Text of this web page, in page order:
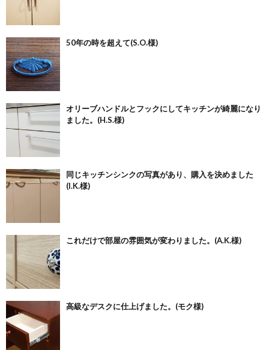
50年の時を超えて(S.O.様)
オリーブハンドルとフックにしてキッチンが綺麗になり
ました。(H.S.様)
同じキッチンシンクの写真があり、購入を決めました
(I.K.様)
これだけで部屋の雰囲気が変わりました。(A.K.様)
高級なデスクに仕上げました。(モク様)